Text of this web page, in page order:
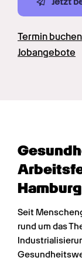
Termin buchen
Jobangebote
Hamburg
Seit
rund um das